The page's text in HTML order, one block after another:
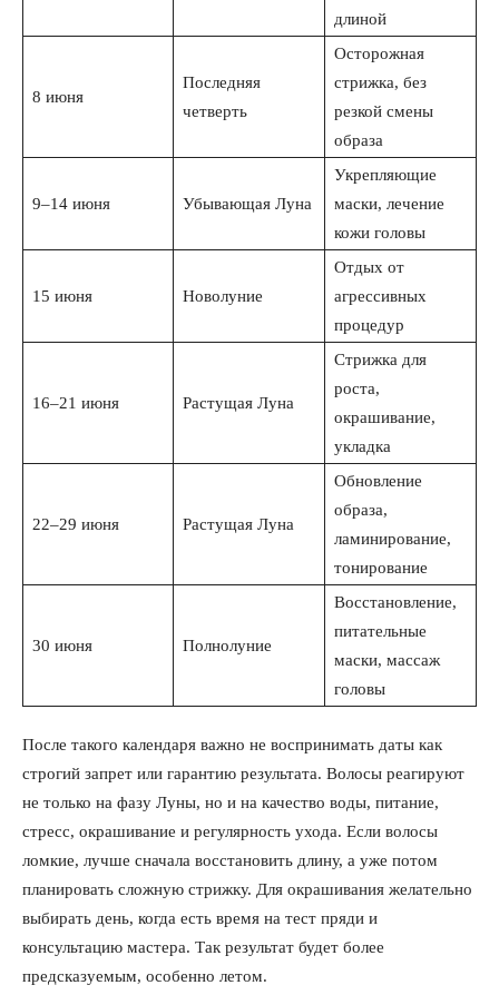
длиной
8 июня
Последняя
четверть
Осторожная
стрижка, без
резкой смены
образа
9–14 июня Убывающая Луна
Укрепляющие
маски, лечение
кожи головы
15 июня Новолуние
Отдых от
агрессивных
процедур
16–21 июня Растущая Луна
Стрижка для
роста,
окрашивание,
укладка
22–29 июня Растущая Луна
Обновление
образа,
ламинирование,
тонирование
30 июня Полнолуние
Восстановление,
питательные
маски, массаж
головы
После такого календаря важно не воспринимать даты как
строгий запрет или гарантию результата. Волосы реагируют
не только на фазу Луны, но и на качество воды, питание,
стресс, окрашивание и регулярность ухода. Если волосы
ломкие, лучше сначала восстановить длину, а уже потом
планировать сложную стрижку. Для окрашивания желательно
выбирать день, когда есть время на тест пряди и
консультацию мастера. Так результат будет более
предсказуемым, особенно летом.